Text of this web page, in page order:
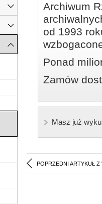
Archiwum
od 1993
Ponad
Zamów
Masz już
POPRZEDNI ARTYKUŁ Z